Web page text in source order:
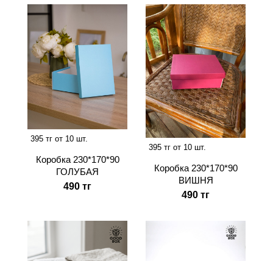
395 тг от 10 шт.
Коробка 230*170*90
ГОЛУБАЯ
490 тг
395 тг от 10 шт.
Коробка 230*170*90
ВИШНЯ
490 тг